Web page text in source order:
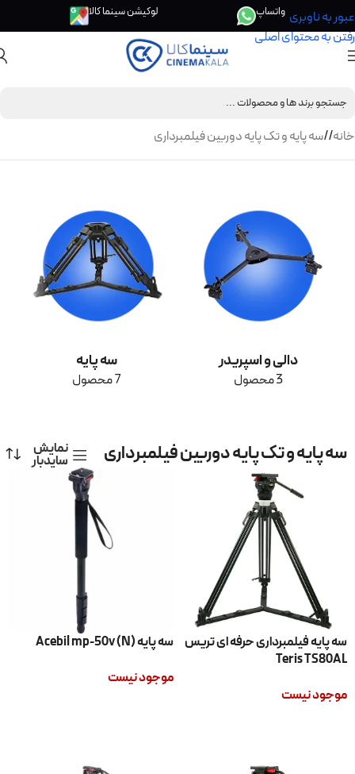
عبور به ناوبری
رفتن به محتوای اصلی
واتساپ لوکیشن سینما کالا
خانه/ سه پایه و تک پایه دوربین فیلمبرداری
دالی و اسپریدر
3 محصول
سه پایه
7 محصول
سه پایه و تک پایه دوربین فیلمبرداری نمایش
سایدبار
سه پایه فیلمبرداری حرفه ای تریس
Teris TS80AL
موجود نیست
سه پایه (Acebil mp-50v (N
موجود نیست